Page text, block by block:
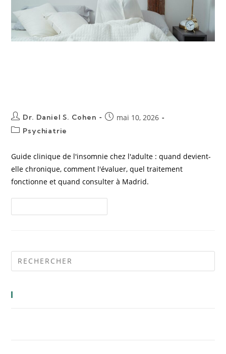
Dr. Daniel S. Cohen mai 10, 2026
Psychiatrie
Guide clinique de l'insomnie chez l'adulte : quand devient-
elle chronique, comment l'évaluer, quel traitement
fonctionne et quand consulter à Madrid.